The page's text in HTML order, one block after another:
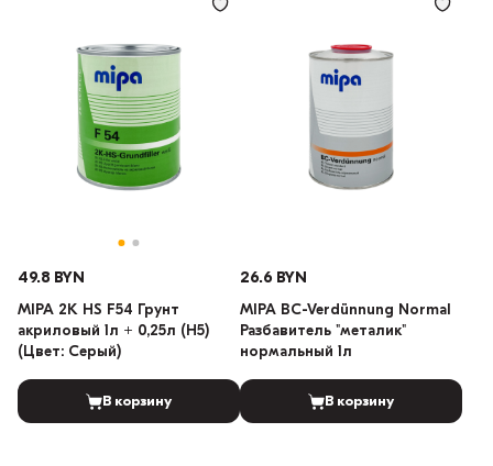
49.8 BYN
MIPA 2K HS F54 Грунт
акриловый 1л + 0,25л (H5)
(Цвет: Серый)
В корзину
26.6 BYN
MIPA BC-Verdünnung Normal
Разбавитель "металик"
нормальный 1л
В корзину